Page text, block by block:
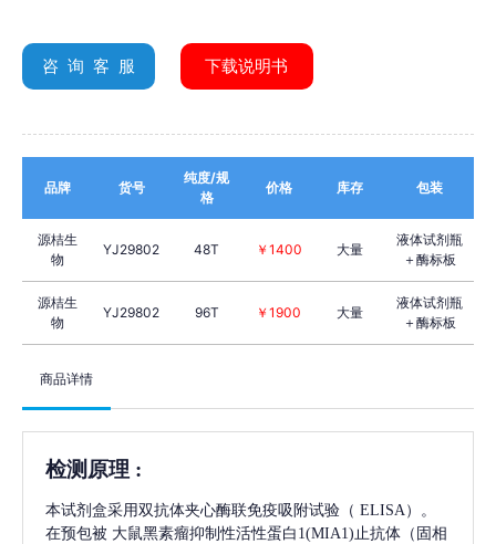
咨 询 客 服 下载说明书
品牌 货号
纯度/规
格
价格 库存 包装
源桔生
物
YJ29802 48T ￥1400 大量
液体试剂瓶
＋酶标板
源桔生
物
YJ29802 96T ￥1900 大量
液体试剂瓶
＋酶标板
商品详情
检测原理 :
本试剂盒采用双抗体夹心酶联免疫吸附试验（ ELISA）。
在预包被 大鼠黑素瘤抑制性活性蛋白1(MIA1)止抗体（固相